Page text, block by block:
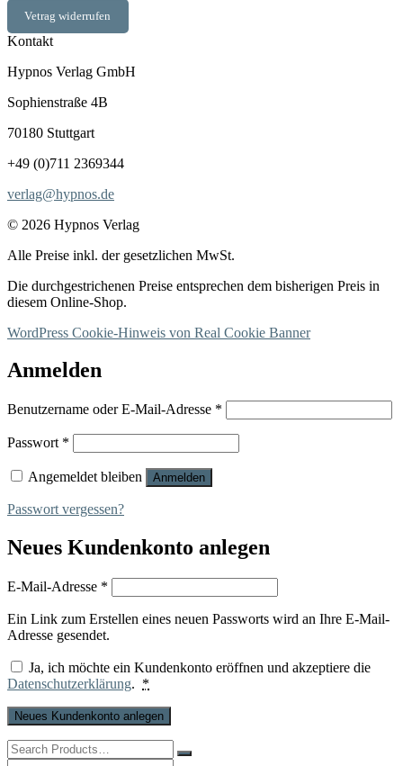
Vetrag widerrufen
Kontakt
Hypnos Verlag GmbH
Sophienstraße 4B
70180 Stuttgart
+49 (0)711 2369344
verlag@hypnos.de
© 2026 Hypnos Verlag
Alle Preise inkl. der gesetzlichen MwSt.
Die durchgestrichenen Preise entsprechen dem bisherigen Preis in
diesem Online-Shop.
WordPress Cookie-Hinweis von Real Cookie Banner
Anmelden
Benutzername oder E-Mail-Adresse *
Passwort *
Angemeldet bleiben Anmelden
Passwort vergessen?
Neues Kundenkonto anlegen
E-Mail-Adresse *
Ein Link zum Erstellen eines neuen Passworts wird an Ihre E-Mail-
Adresse gesendet.
Ja, ich möchte ein Kundenkonto eröffnen und akzeptiere die
Datenschutzerklärung. *
Neues Kundenkonto anlegen
Search